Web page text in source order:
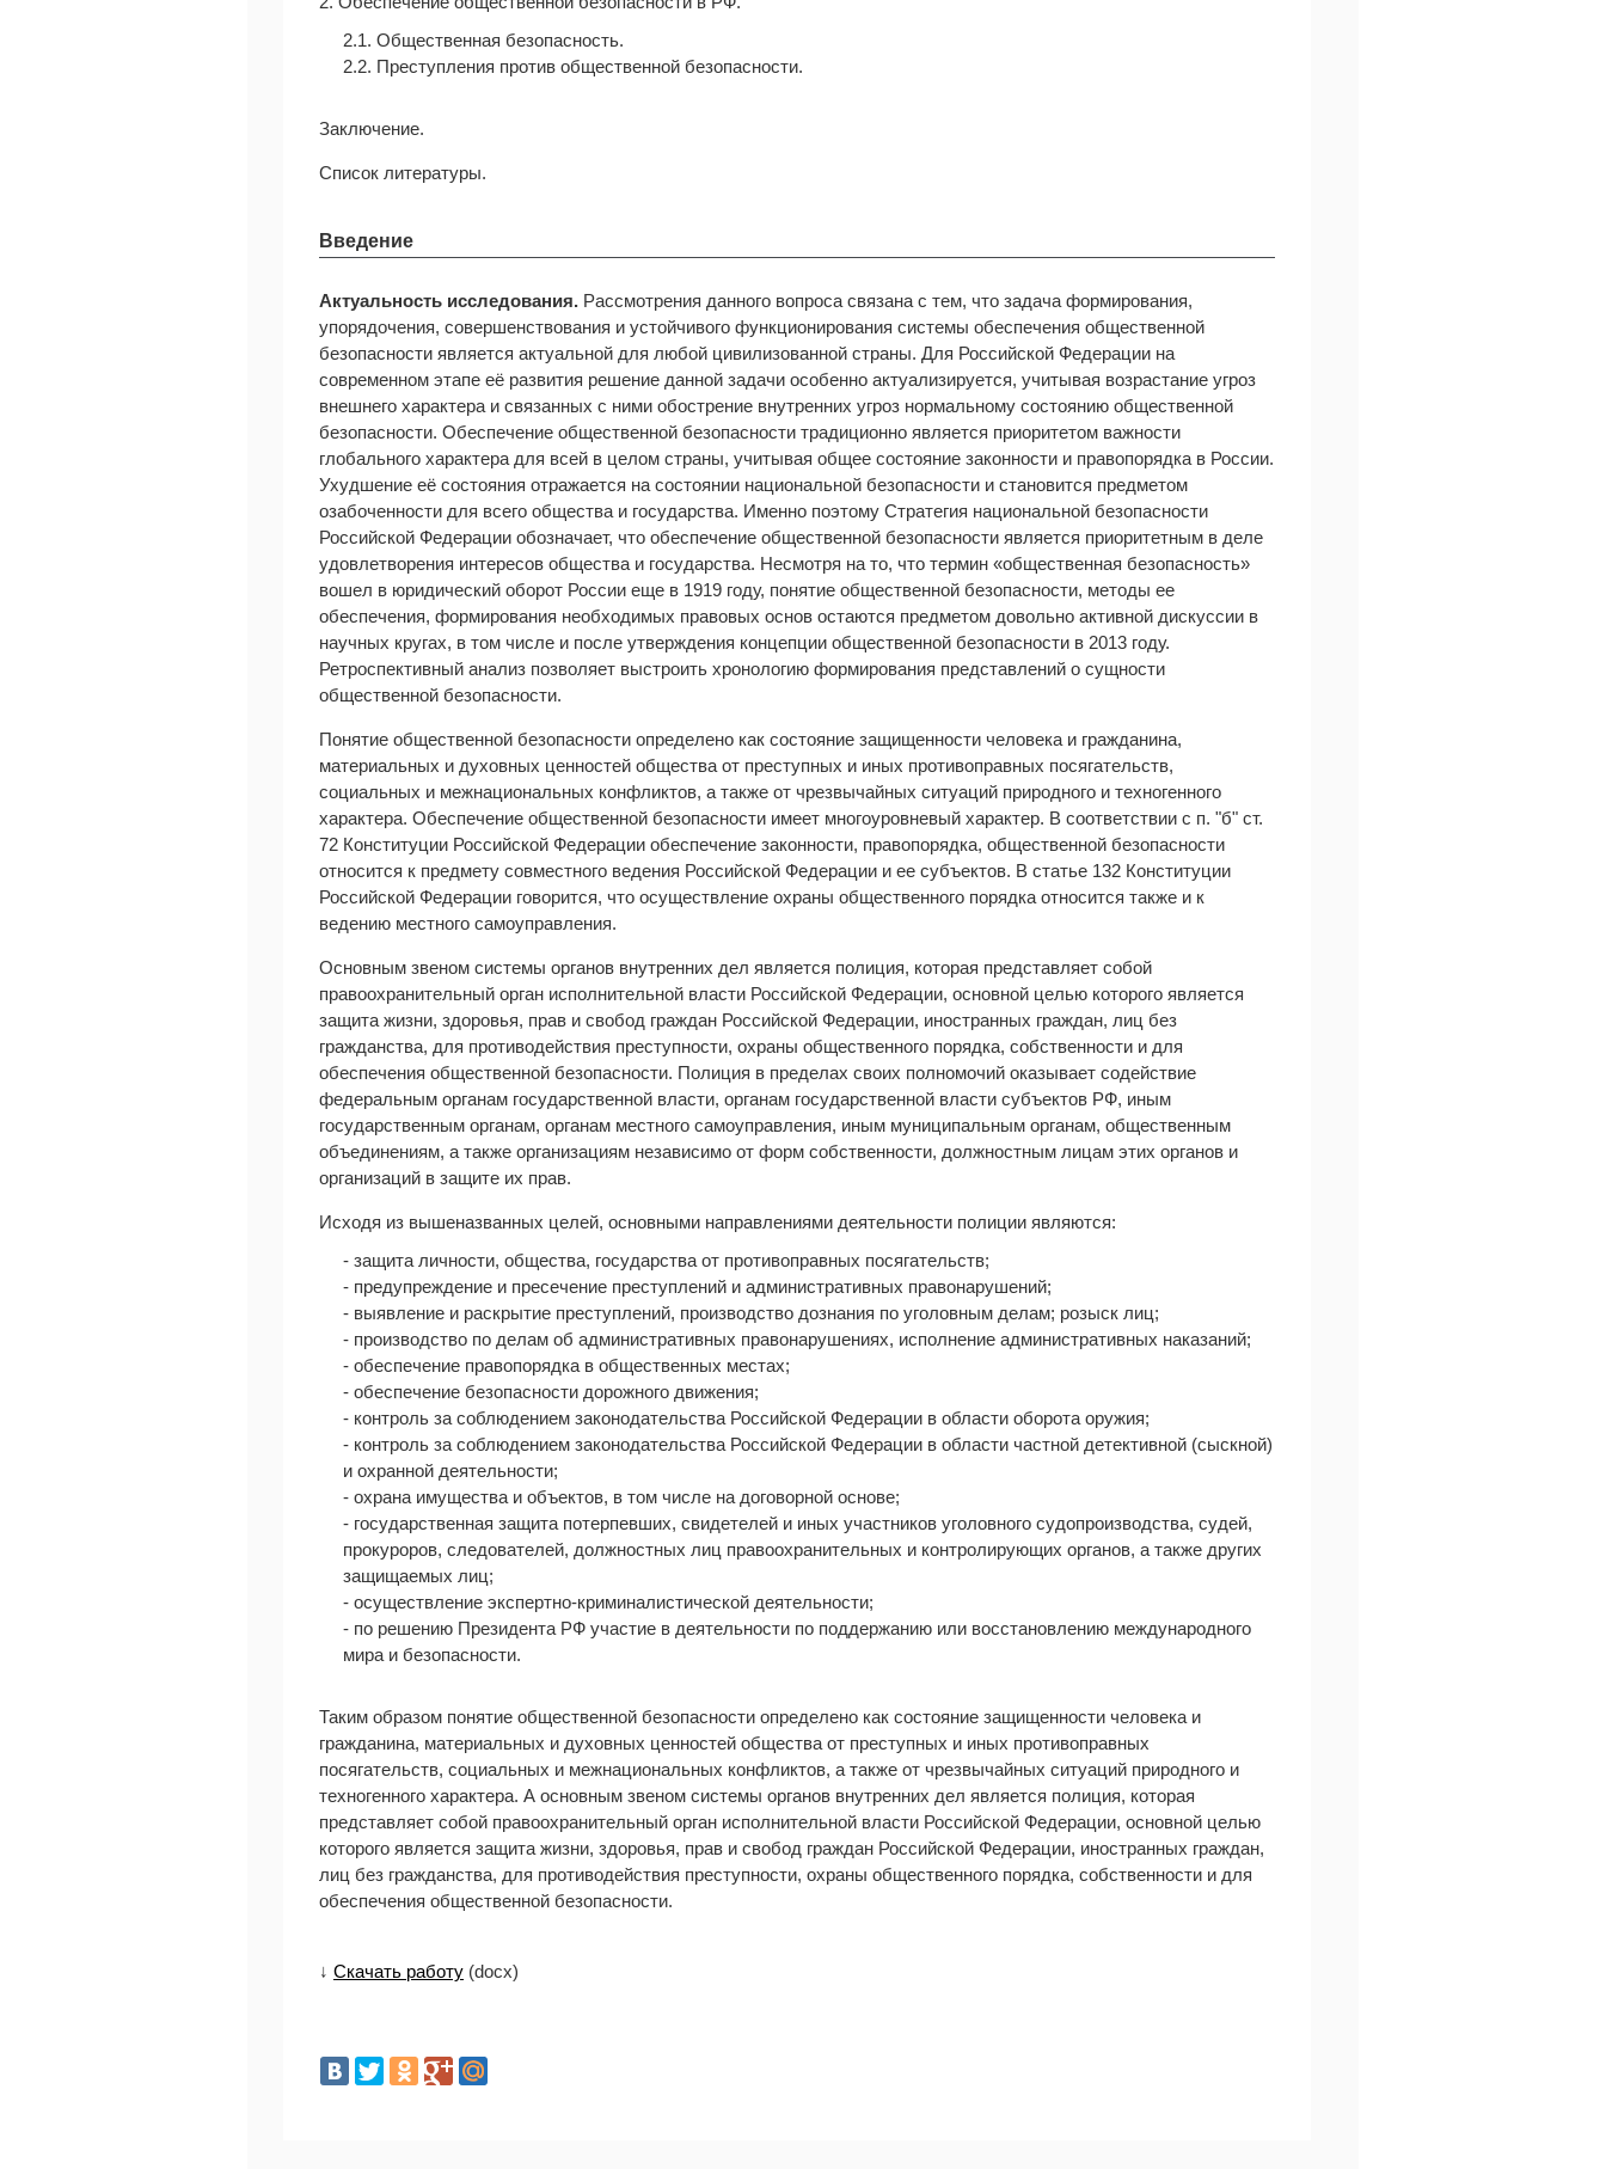
2.1. Общественная безопасность.
2.2. Преступления против общественной безопасности.
Заключение.
Список литературы.
Введение
Актуальность исследования. Рассмотрения данного вопроса связана с тем, что задача формирования,
упорядочения, совершенствования и устойчивого функционирования системы обеспечения общественной
безопасности является актуальной для любой цивилизованной страны. Для Российской Федерации на
современном этапе её развития решение данной задачи особенно актуализируется, учитывая возрастание угроз
внешнего характера и связанных с ними обострение внутренних угроз нормальному состоянию общественной
безопасности. Обеспечение общественной безопасности традиционно является приоритетом важности
глобального характера для всей в целом страны, учитывая общее состояние законности и правопорядка в России.
Ухудшение её состояния отражается на состоянии национальной безопасности и становится предметом
озабоченности для всего общества и государства. Именно поэтому Стратегия национальной безопасности
Российской Федерации обозначает, что обеспечение общественной безопасности является приоритетным в деле
удовлетворения интересов общества и государства. Несмотря на то, что термин «общественная безопасность»
вошел в юридический оборот России еще в 1919 году, понятие общественной безопасности, методы ее
обеспечения, формирования необходимых правовых основ остаются предметом довольно активной дискуссии в
научных кругах, в том числе и после утверждения концепции общественной безопасности в 2013 году.
Ретроспективный анализ позволяет выстроить хронологию формирования представлений о сущности
общественной безопасности.
Понятие общественной безопасности определено как состояние защищенности человека и гражданина,
материальных и духовных ценностей общества от преступных и иных противоправных посягательств,
социальных и межнациональных конфликтов, а также от чрезвычайных ситуаций природного и техногенного
характера. Обеспечение общественной безопасности имеет многоуровневый характер. В соответствии с п. "б" ст.
72 Конституции Российской Федерации обеспечение законности, правопорядка, общественной безопасности
относится к предмету совместного ведения Российской Федерации и ее субъектов. В статье 132 Конституции
Российской Федерации говорится, что осуществление охраны общественного порядка относится также и к
ведению местного самоуправления.
Основным звеном системы органов внутренних дел является полиция, которая представляет собой
правоохранительный орган исполнительной власти Российской Федерации, основной целью которого является
защита жизни, здоровья, прав и свобод граждан Российской Федерации, иностранных граждан, лиц без
гражданства, для противодействия преступности, охраны общественного порядка, собственности и для
обеспечения общественной безопасности. Полиция в пределах своих полномочий оказывает содействие
федеральным органам государственной власти, органам государственной власти субъектов РФ, иным
государственным органам, органам местного самоуправления, иным муниципальным органам, общественным
объединениям, а также организациям независимо от форм собственности, должностным лицам этих органов и
организаций в защите их прав.
Исходя из вышеназванных целей, основными направлениями деятельности полиции являются:
- защита личности, общества, государства от противоправных посягательств;
- предупреждение и пресечение преступлений и административных правонарушений;
- выявление и раскрытие преступлений, производство дознания по уголовным делам; розыск лиц;
- производство по делам об административных правонарушениях, исполнение административных наказаний;
- обеспечение правопорядка в общественных местах;
- обеспечение безопасности дорожного движения;
- контроль за соблюдением законодательства Российской Федерации в области оборота оружия;
- контроль за соблюдением законодательства Российской Федерации в области частной детективной (сыскной)
и охранной деятельности;
- охрана имущества и объектов, в том числе на договорной основе;
- государственная защита потерпевших, свидетелей и иных участников уголовного судопроизводства, судей,
прокуроров, следователей, должностных лиц правоохранительных и контролирующих органов, а также других
защищаемых лиц;
- осуществление экспертно-криминалистической деятельности;
- по решению Президента РФ участие в деятельности по поддержанию или восстановлению международного
мира и безопасности.
Таким образом понятие общественной безопасности определено как состояние защищенности человека и
гражданина, материальных и духовных ценностей общества от преступных и иных противоправных
посягательств, социальных и межнациональных конфликтов, а также от чрезвычайных ситуаций природного и
техногенного характера. А основным звеном системы органов внутренних дел является полиция, которая
представляет собой правоохранительный орган исполнительной власти Российской Федерации, основной целью
которого является защита жизни, здоровья, прав и свобод граждан Российской Федерации, иностранных граждан,
лиц без гражданства, для противодействия преступности, охраны общественного порядка, собственности и для
обеспечения общественной безопасности.
↓ Скачать работу (docx)